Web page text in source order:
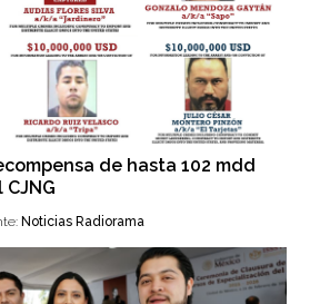
de hasta 102 mdd
Noticias Radiorama